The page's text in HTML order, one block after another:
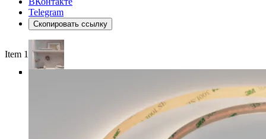
Telegram
Скопировать ссылку
Item 1 of 4